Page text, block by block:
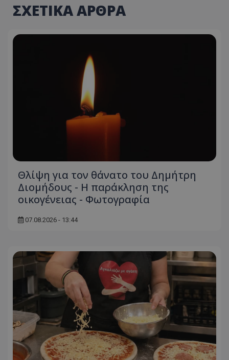
ΣΧΕΤΙΚΑ ΑΡΘΡΑ
Θλίψη για τον θάνατο του Δημήτρη
Διομήδους - Η παράκληση της
οικογένειας - Φωτογραφία
07.08.2026 - 13:44